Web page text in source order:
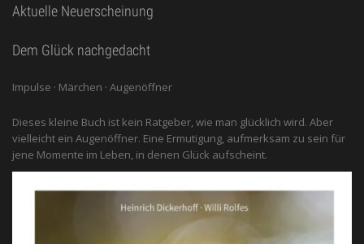
Aktuelle Neuerscheinung
Dem Glück nachgedacht
Impulse · Märchen · Augenöffner
Dieses kleine Buch ist kein Ratgeber, wie man glücklich wird. Aber
vielleicht ein Augenöffner. Eine Ermutigung, aufmerksam zu sein für
jene Momente im Leben, in denen Glück aufscheint.